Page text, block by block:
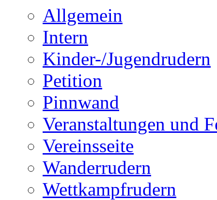
Allgemein
Intern
Kinder-/Jugendrudern
Petition
Pinnwand
Veranstaltungen und
Vereinsseite
Wanderrudern
Wettkampfrudern